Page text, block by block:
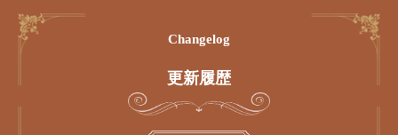
Changelog
更新履歴